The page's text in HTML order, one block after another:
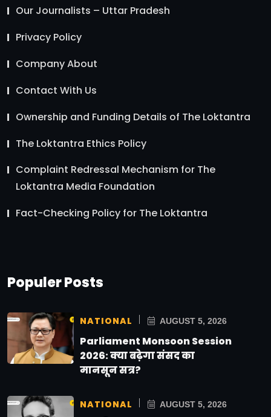
Our Journalists – Uttar Pradesh
Privacy Policy
Company About
Contact With Us
Ownership and Funding Details of The Loktantra
The Loktantra Ethics Policy
Complaint Redressal Mechanism for The
Loktantra Media Foundation
Fact-Checking Policy for The Loktantra
Populer Posts
NATIONAL AUGUST 5, 2026
Parliament Monsoon Session
2026: क्या बढ़ेगा संसद का
मानसून सत्र?
NATIONAL AUGUST 5, 2026